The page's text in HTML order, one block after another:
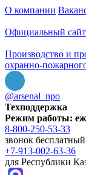
О компании
Официальный
Производство и
охранно-
@arsenal_npo
Техподдержка
Режим работы:
8-800-250-53-33
звонок
+7-913-002-63-36
для Республики